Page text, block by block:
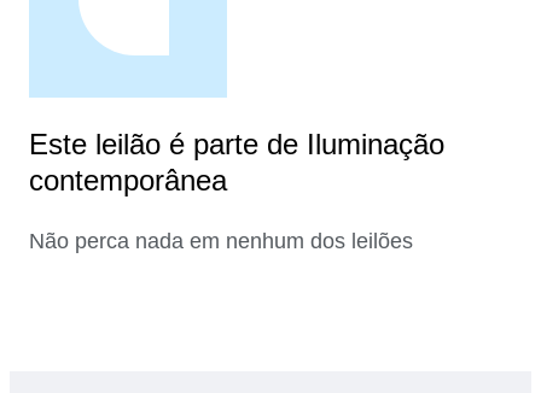
Este leilão é parte de Iluminação
contemporânea
Não perca nada em nenhum dos leilões